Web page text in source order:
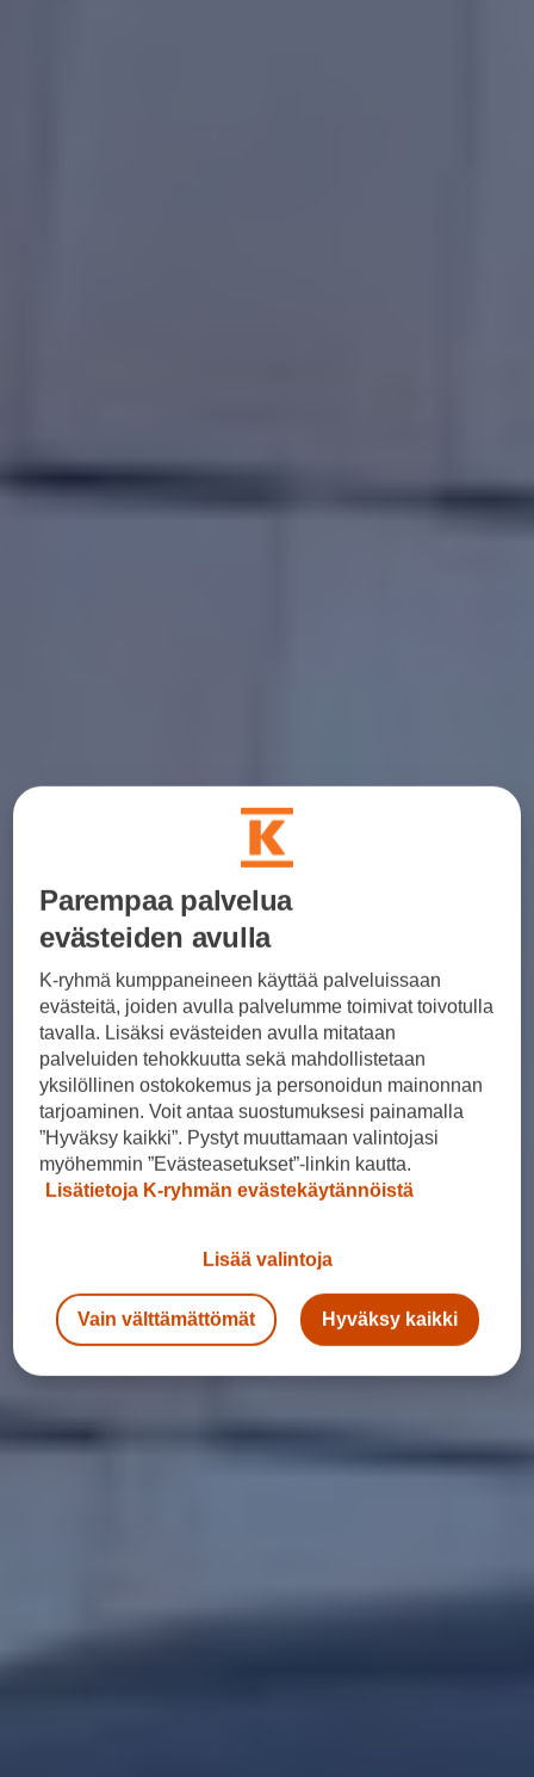
Parempaa palvelua
evästeiden avulla
K-ryhmä kumppaneineen käyttää palveluissaan
evästeitä, joiden avulla palvelumme toimivat toivotulla
tavalla. Lisäksi evästeiden avulla mitataan
palveluiden tehokkuutta sekä mahdollistetaan
yksilöllinen ostokokemus ja personoidun mainonnan
tarjoaminen. Voit antaa suostumuksesi painamalla
”Hyväksy kaikki”. Pystyt muuttamaan valintojasi
myöhemmin ”Evästeasetukset”-linkin kautta.
Lisätietoja K-ryhmän evästekäytännöistä
Lisää valintoja
Vain välttämättömät Hyväksy kaikki